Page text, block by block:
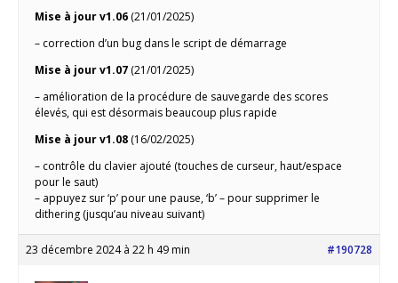
Mise à jour v1.06 (21/01/2025)
– correction d’un bug dans le script de démarrage
Mise à jour v1.07 (21/01/2025)
– amélioration de la procédure de sauvegarde des scores
élevés, qui est désormais beaucoup plus rapide
Mise à jour v1.08 (16/02/2025)
– contrôle du clavier ajouté (touches de curseur, haut/espace
pour le saut)
– appuyez sur ‘p’ pour une pause, ‘b’ – pour supprimer le
dithering (jusqu’au niveau suivant)
23 décembre 2024 à 22 h 49 min #190728